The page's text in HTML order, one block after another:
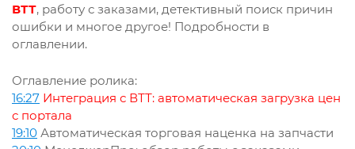
ВТТ, работу с заказами, детективный поиск причин
ошибки и многое другое! Подробности в
оглавлении.
Оглавление ролика:
16:27 Интеграция с ВТТ: автоматическая загрузка цен
с портала
19:10 Автоматическая торговая наценка на запчасти